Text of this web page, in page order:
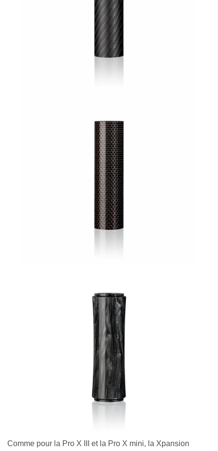
Comme pour la Pro X III et la Pro X mini, la Xpansion